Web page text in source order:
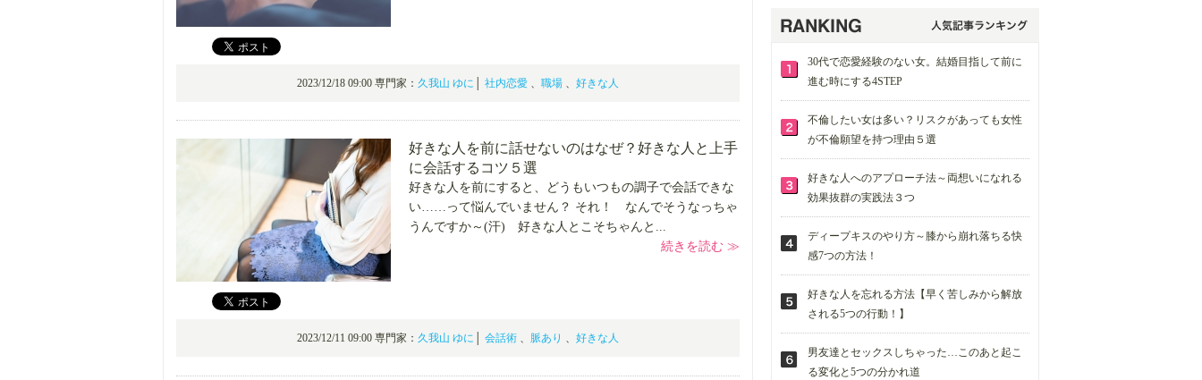
2023/12/18 09:00 専門家： 久我山 ゆに 社内恋愛 、 職場 、 好きな人
好きな人を前に話せないのはなぜ？好きな人と上手
に会話するコツ５選
好きな人を前にすると、どうもいつもの調子で会話できな
い……って悩んでいません？ それ！ なんでそうなっちゃ
うんですか～(汗) 好きな人とこそちゃんと...
続きを読む ≫
2023/12/11 09:00 専門家： 久我山 ゆに 会話術 、 脈あり 、 好きな人
30代で恋愛経験のない女。結婚目指して前に
進む時にする4STEP
不倫したい女は多い？リスクがあっても女性
が不倫願望を持つ理由５選
好きな人へのアプローチ法～両想いになれる
効果抜群の実践法３つ
ディープキスのやり方～膝から崩れ落ちる快
感7つの方法！
好きな人を忘れる方法【早く苦しみから解放
される5つの行動！】
男友達とセックスしちゃった…このあと起こ
る変化と5つの分かれ道